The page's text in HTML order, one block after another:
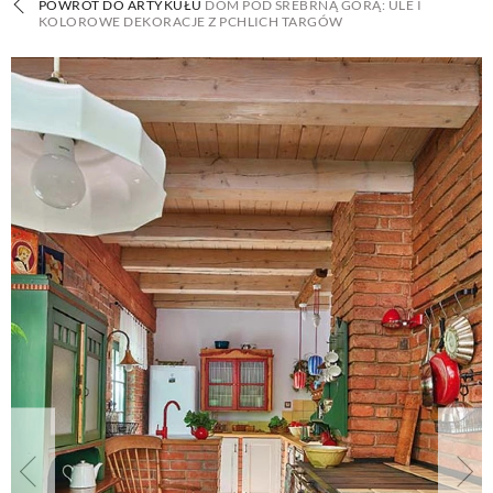
POWRÓT DO ARTYKUŁU DOM POD SREBRNĄ GÓRĄ: ULE I
KOLOROWE DEKORACJE Z PCHLICH TARGÓW
BUDUJEMY DOM
OGRÓD
WARZYWA I OWOCE
ROŚLINY OGRODOWE
PORADY
ZIELEŃ W DOMU
PROJEKTOWANIE OGRODU